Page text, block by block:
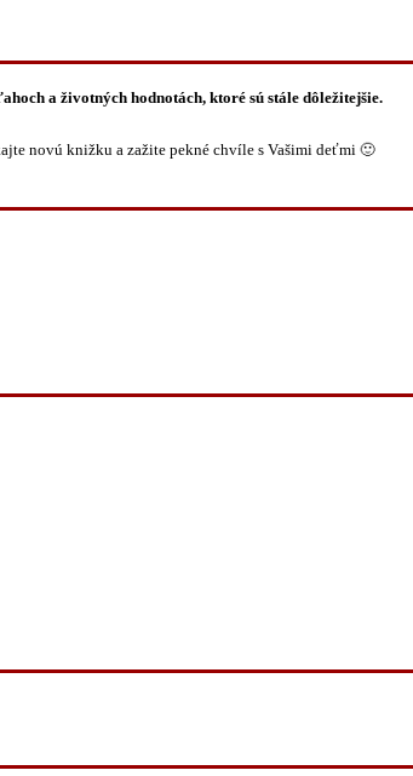
a životných hodnotách, ktoré sú stále dôležitejšie.
novú knižku a zažite pekné chvíle s Vašimi deťmi 🙂